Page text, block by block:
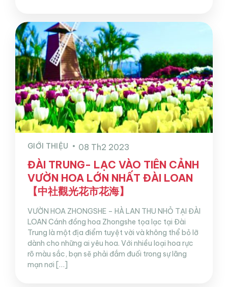
GIỚI THIỆU 08 Th2 2023
ĐÀI TRUNG- LẠC VÀO TIÊN CẢNH
VƯỜN HOA LỚN NHẤT ĐÀI LOAN
【中社觀光花市花海】
VƯỜN HOA ZHONGSHE – HÀ LAN THU NHỎ TẠI ĐÀI
LOAN Cánh đồng hoa Zhongshe tọa lạc tại Đài
Trung là một địa điểm tuyệt vời và không thể bỏ lỡ
dành cho những ai yêu hoa. Với nhiều loại hoa rực
rõ màu sắc, bạn sẽ phải đắm đuối trong sự lãng
mạn nơi […]